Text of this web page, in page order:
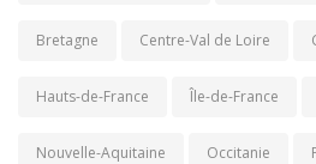
Bretagne Centre-Val de Loire
Hauts-de-France Île-de-France
Nouvelle-Aquitaine Occitanie